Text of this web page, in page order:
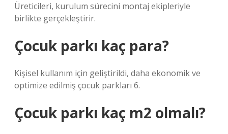
Üreticileri, kurulum sürecini montaj ekipleriyle
birlikte gerçekleştirir.
Çocuk parkı kaç para?
Kişisel kullanım için geliştirildi, daha ekonomik ve
optimize edilmiş çocuk parkları 6.
Çocuk parkı kaç m2 olmalı?